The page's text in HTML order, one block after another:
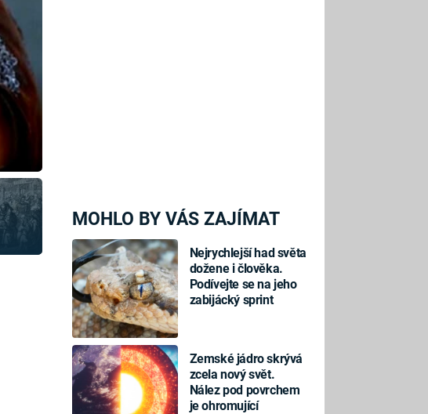
MOHLO BY VÁS ZAJÍMAT
Nejrychlejší had světa
dožene i člověka.
Podívejte se na jeho
zabijácký sprint
Zemské jádro skrývá
zcela nový svět.
Nález pod povrchem
je ohromující